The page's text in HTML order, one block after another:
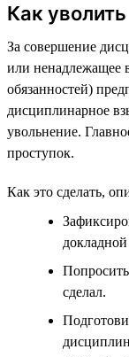
Как уволить
За совершение
или ненадлежащее
обязанностей)
дисциплинарное
увольнение.
проступок.
Как это сделать,
докладной
сделал.